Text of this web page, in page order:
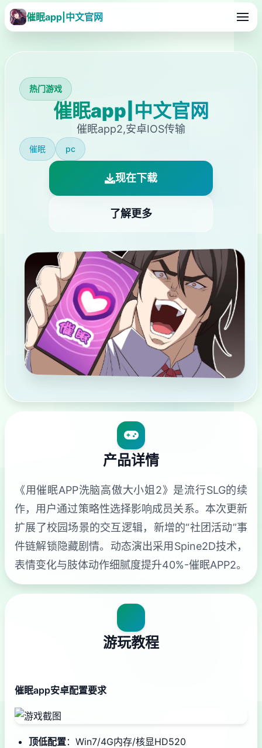
催眠app|中文官网
热门游戏
催眠app|中文官网
催眠app2,安卓IOS传输
催眠 pc
现在下载
了解更多
产品详情
《用催眠APP洗脑高傲大小姐2》是流行SLG的续
作，用户通过策略性选择影响成员关系。本次更新
扩展了校园场景的交互逻辑，新增的“社团活动”事
件链解锁隐藏剧情。动态演出采用Spine2D技术，
表情变化与肢体动作细腻度提升40%-催眠APP2。
游玩教程
催眠app安卓配置要求
​顶低配置​​：Win7/4G内存/核显HD520